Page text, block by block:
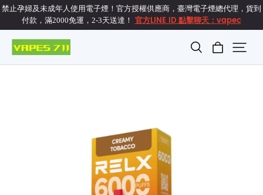
禁止孕婦及未成年人使用電子煙！官方授權供應商，臺灣電子煙總代理，貨到
付款，滿2000免運，2-3天送達！ 官方LINE ID 點擊聊天：vapec